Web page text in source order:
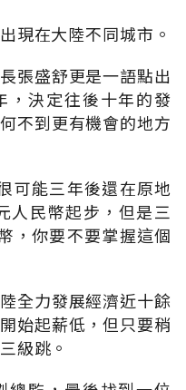
現在大陸不同城市。
張盛舒更是一語點出
，決定往後十年的發
不到更有機會的地方
可能三年後還在原地
人民幣起步，但是三
，你要不要掌握這個
全力發展經濟近十餘
始起薪低，但只要稍
級跳。